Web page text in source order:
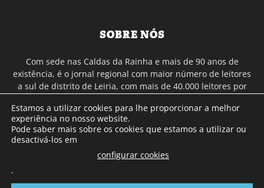
SOBRE NÓS
Com sede nas Caldas da Rainha e mais de 90 anos de
existência, é o jornal regional com maior número de leitores
a sul de distrito de Leiria, com mais de 40.000 leitores por
Continental e assinatura online.
SIGA-NOS
Estamos a utilizar cookies para lhe proporcionar a melhor
experiência no nosso website.
Pode saber mais sobre os cookies que estamos a utilizar ou
desactivá-los em
configurar cookies
.